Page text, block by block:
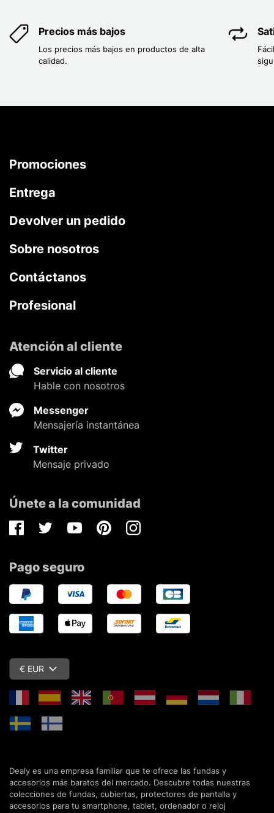
Precios más bajos
Los precios más bajos en productos de alta
calidad.
Promociones
Entrega
Devolver un pedido
Sobre nosotros
Contáctanos
Profesional
Atención al cliente
Servicio al cliente
Hable con nosotros
Messenger
Mensajería instantánea
Twitter
Mensaje privado
Únete a la comunidad
FacebookTwitterYoutubePinterestInstagram
Pago seguro
€ EUR
Dealy es una empresa familiar que te ofrece las fundas y
accesorios más baratos del mercado. Descubre todas nuestras
colecciones de fundas, cubiertas, protectores de pantalla y
accesorios para tu smartphone, tablet, ordenador o reloj